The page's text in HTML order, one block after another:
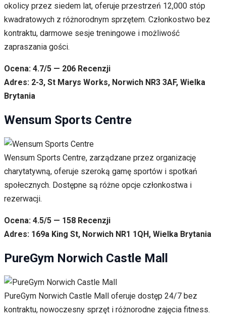
okolicy przez siedem lat, oferuje przestrzeń 12,000 stóp
kwadratowych z różnorodnym sprzętem. Członkostwo bez
kontraktu, darmowe sesje treningowe i możliwość
zapraszania gości.
Ocena: 4.7/5 — 206 Recenzji
Adres: 2-3, St Marys Works, Norwich NR3 3AF, Wielka
Brytania
Wensum Sports Centre
Wensum Sports Centre, zarządzane przez organizację
charytatywną, oferuje szeroką gamę sportów i spotkań
społecznych. Dostępne są różne opcje członkostwa i
rezerwacji.
Ocena: 4.5/5 — 158 Recenzji
Adres: 169a King St, Norwich NR1 1QH, Wielka Brytania
PureGym Norwich Castle Mall
PureGym Norwich Castle Mall oferuje dostęp 24/7 bez
kontraktu, nowoczesny sprzęt i różnorodne zajęcia fitness.